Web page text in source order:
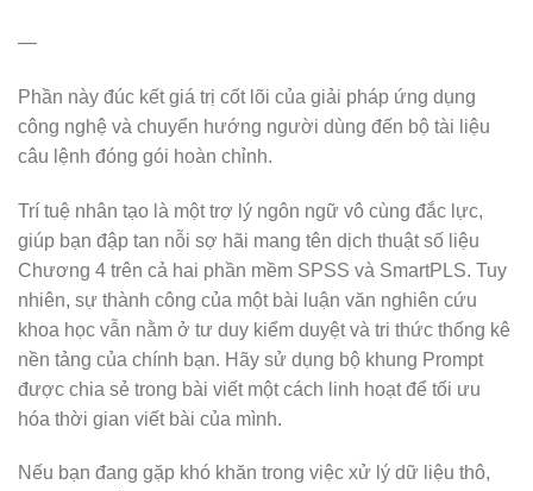
—
Phần này đúc kết giá trị cốt lõi của giải pháp ứng dụng
công nghệ và chuyển hướng người dùng đến bộ tài liệu
câu lệnh đóng gói hoàn chỉnh.
Trí tuệ nhân tạo là một trợ lý ngôn ngữ vô cùng đắc lực,
giúp bạn đập tan nỗi sợ hãi mang tên dịch thuật số liệu
Chương 4 trên cả hai phần mềm SPSS và SmartPLS. Tuy
nhiên, sự thành công của một bài luận văn nghiên cứu
khoa học vẫn nằm ở tư duy kiểm duyệt và tri thức thống kê
nền tảng của chính bạn. Hãy sử dụng bộ khung Prompt
được chia sẻ trong bài viết một cách linh hoạt để tối ưu
hóa thời gian viết bài của mình.
Nếu bạn đang gặp khó khăn trong việc xử lý dữ liệu thô,